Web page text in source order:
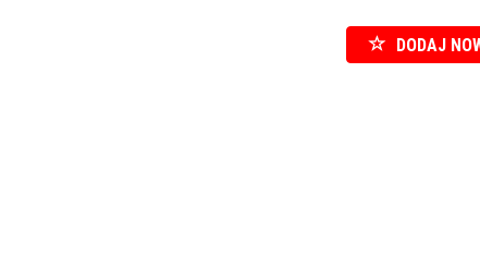
DODAJ